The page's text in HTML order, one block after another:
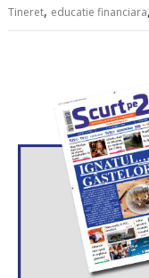
Tineret, educatie financiara,